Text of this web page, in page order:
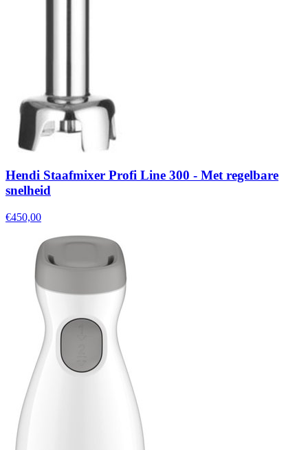
Hendi Staafmixer Profi Line 300 - Met regelbare
snelheid
€450,00